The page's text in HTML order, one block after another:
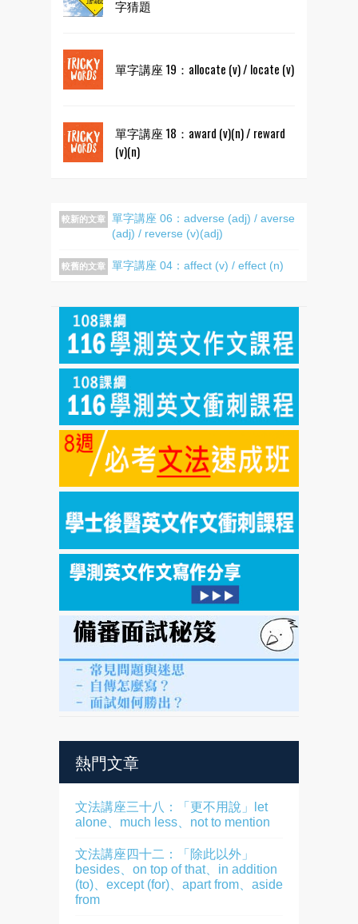
字猜題
單字講座 19：allocate (v) / locate (v)
單字講座 18：award (v)(n) / reward
(v)(n)
較新的文章
單字講座 06：adverse (adj) / averse
(adj) / reverse (v)(adj)
較舊的文章 單字講座 04：affect (v) / effect (n)
熱門文章
文法講座三十八：「更不用說」let
alone、much less、not to mention
文法講座四十二：「除此以外」
besides、on top of that、in addition
(to)、except (for)、apart from、aside
from